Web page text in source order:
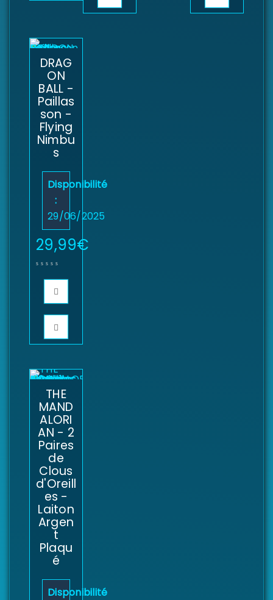
DRAG
ON
BALL -
Paillas
son -
Flying
Nimbu
s
Disponibilité
:
29/06/2025
29,99€
THE
MAND
ALORI
AN - 2
Paires
de
Clous
d'Oreill
es -
Laiton
Argen
t
Plaqu
é
Disponibilité